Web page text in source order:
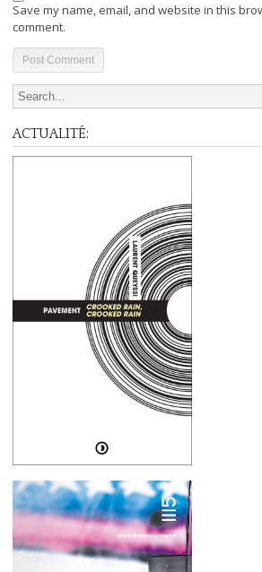
Save my name, email, and website in this
comment.
Search for:
ACTUALITÉ: